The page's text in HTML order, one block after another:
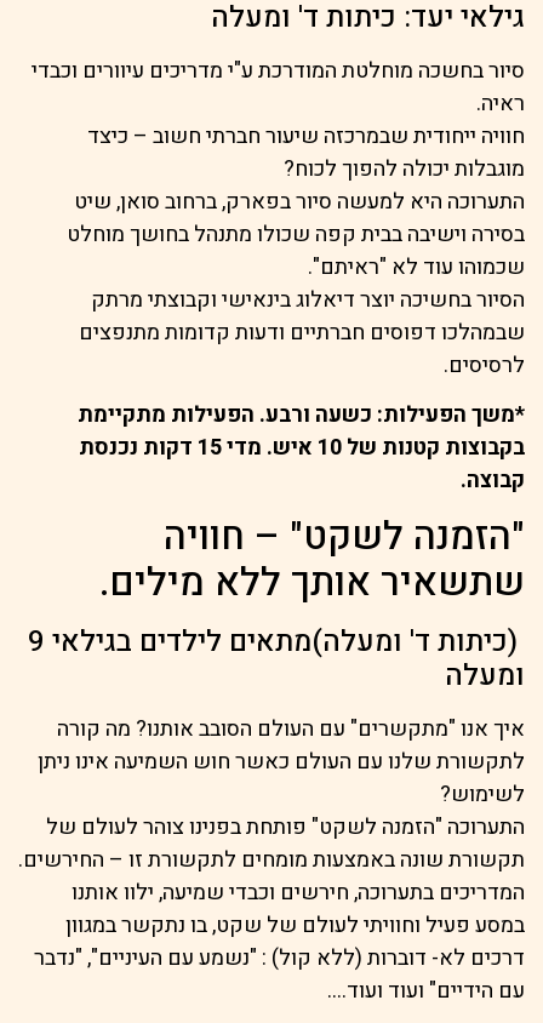
גילאי יעד: כיתות ד' ומעלה
סיור בחשכה מוחלטת המודרכת ע"י מדריכים עיוורים וכבדי
ראיה.
חוויה ייחודית שבמרכזה שיעור חברתי חשוב – כיצד
מוגבלות יכולה להפוך לכוח?
התערוכה היא למעשה סיור בפארק, ברחוב סואן, שיט
בסירה וישיבה בבית קפה שכולו מתנהל בחושך מוחלט
שכמוהו עוד לא "ראיתם".
הסיור בחשיכה יוצר דיאלוג בינאישי וקבוצתי מרתק
שבמהלכו דפוסים חברתיים ודעות קדומות מתנפצים
לרסיסים.
*משך הפעילות: כשעה ורבע. הפעילות מתקיימת
בקבוצות קטנות של 10 איש. מדי 15 דקות נכנסת
קבוצה.
"הזמנה לשקט" – חוויה
שתשאיר אותך ללא מילים.
(כיתות ד' ומעלה)מתאים לילדים בגילאי 9
ומעלה
איך אנו "מתקשרים" עם העולם הסובב אותנו? מה קורה
לתקשורת שלנו עם העולם כאשר חוש השמיעה אינו ניתן
לשימוש?
התערוכה "הזמנה לשקט" פותחת בפנינו צוהר לעולם של
תקשורת שונה באמצעות מומחים לתקשורת זו – החירשים.
המדריכים בתערוכה, חירשים וכבדי שמיעה, ילוו אותנו
במסע פעיל וחוויתי לעולם של שקט, בו נתקשר במגוון
דרכים לא- דוברות (ללא קול) : "נשמע עם העיניים", "נדבר
עם הידיים" ועוד ועוד….